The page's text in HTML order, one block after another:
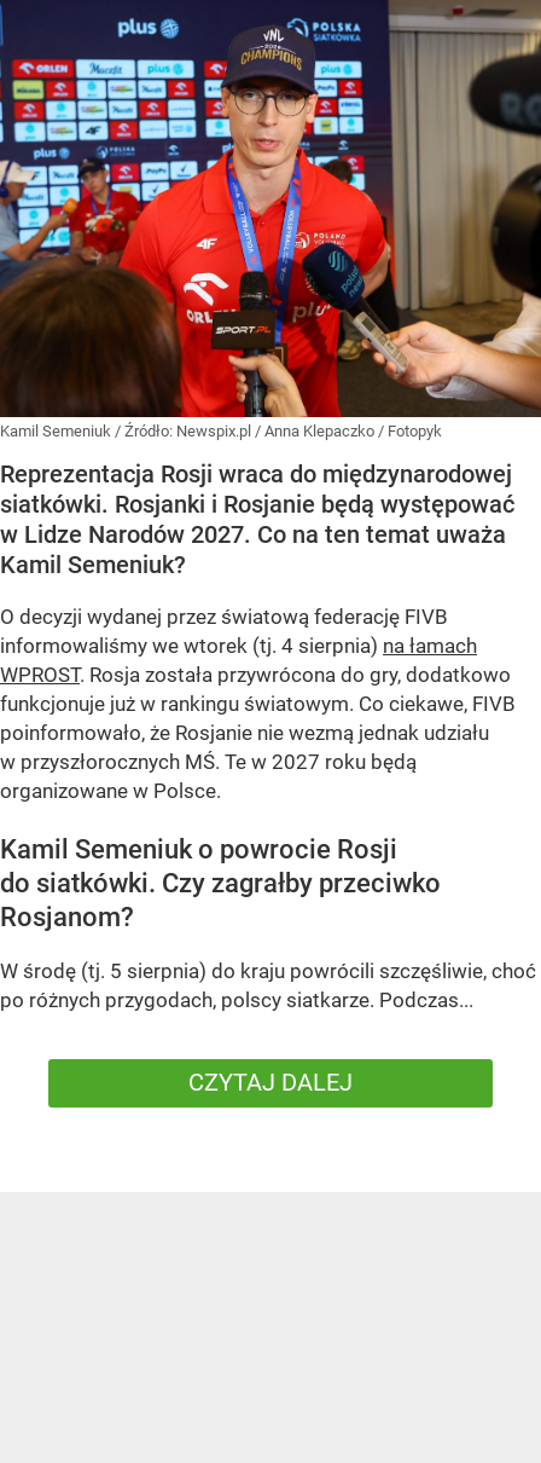
Kamil Semeniuk / Źródło: Newspix.pl / Anna Klepaczko / Fotopyk
Reprezentacja Rosji wraca do międzynarodowej
siatkówki. Rosjanki i Rosjanie będą występować
w Lidze Narodów 2027. Co na ten temat uważa
Kamil Semeniuk?
O decyzji wydanej przez światową federację FIVB
informowaliśmy we wtorek (tj. 4 sierpnia) na łamach
WPROST. Rosja została przywrócona do gry, dodatkowo
funkcjonuje już w rankingu światowym. Co ciekawe, FIVB
poinformowało, że Rosjanie nie wezmą jednak udziału
w przyszłorocznych MŚ. Te w 2027 roku będą
organizowane w Polsce.
Kamil Semeniuk o powrocie Rosji
do siatkówki. Czy zagrałby przeciwko
Rosjanom?
W środę (tj. 5 sierpnia) do kraju powrócili szczęśliwie, choć
po różnych przygodach, polscy siatkarze. Podczas...
CZYTAJ DALEJ